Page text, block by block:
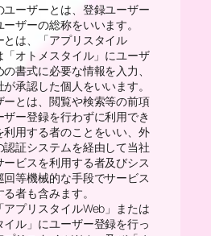
ユーザーとは、登録ユーザー
ザーの総称をいいます。
とは、「アプリスタイル
「オトメスタイル」にユーザ
書式に必要な情報を入力、
承認した個人をいいます。
ーとは、閲覧や検索等の前項
ザー登録を行わずに利用でき
利用する者のことをいい、外
認証システムを経由して当社
ビスを利用する者及びシス
回等機械的な手段でサービス
者も含みます。
アプリスタイルWeb」または
イル」にユーザー登録を行っ